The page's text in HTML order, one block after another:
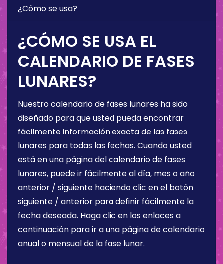
¿Cómo se usa?
¿CÓMO SE USA EL
CALENDARIO DE FASES
LUNARES?
Nuestro calendario de fases lunares ha sido
diseñado para que usted pueda encontrar
fácilmente información exacta de las fases
lunares para todas las fechas. Cuando usted
está en una página del calendario de fases
lunares, puede ir fácilmente al día, mes o año
anterior / siguiente haciendo clic en el botón
siguiente / anterior para definir fácilmente la
fecha deseada. Haga clic en los enlaces a
continuación para ir a una página de calendario
anual o mensual de la fase lunar.